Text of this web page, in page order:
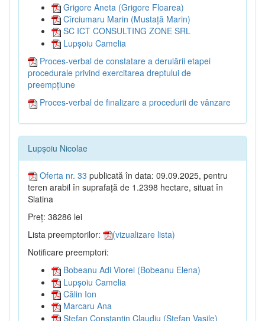
Grigore Aneta (Grigore Floarea)
Cîrciumaru Marin (Mustață Marin)
SC ICT CONSULTING ZONE SRL
Lupșoiu Camelia
Proces-verbal de constatare a derulării etapei
procedurale privind exercitarea dreptului de
preempțiune
Proces-verbal de finalizare a procedurii de vânzare
Lupșoiu Nicolae
Oferta nr. 33 publicată în data: 09.09.2025, pentru
teren arabil în suprafață de 1.2398 hectare, situat în
Slatina
Preț: 38286 lei
Lista preemptorilor:
(vizualizare lista)
Notificare preemptori:
Bobeanu Adi Viorel (Bobeanu Elena)
Lupșoiu Camelia
Călin Ion
Marcaru Ana
Ștefan Constantin Claudiu (Ștefan Vasile)